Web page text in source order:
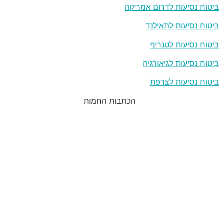
ביטוח נסיעות לדרום אמריקה
ביטוח נסיעות לתאילנד
ביטוח נסיעות לטנריף
ביטוח נסיעות לגיאורגיה
ביטוח נסיעות לצרפת
הכתבות החמות